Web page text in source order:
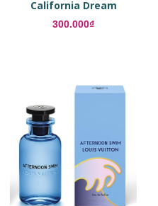
California Dream
300.000₫